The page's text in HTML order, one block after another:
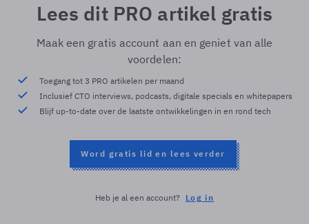
Lees dit PRO artikel gratis
Maak een gratis account aan en geniet van alle
voordelen:
Toegang tot 3 PRO artikelen per maand
Inclusief CTO interviews, podcasts, digitale specials en whitepapers
Blijf up-to-date over de laatste ontwikkelingen in en rond tech
Word gratis lid en lees verder
Heb je al een account? Log in